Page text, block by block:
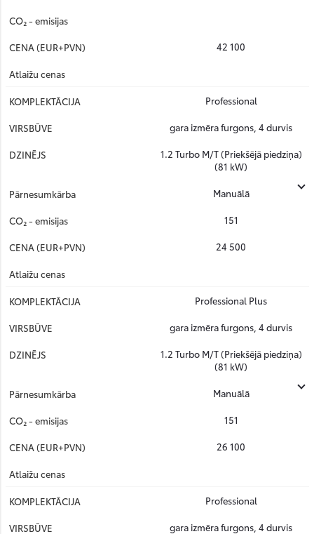
42 100
Professional
gara izmēra furgons, 4 durvis
1.2 Turbo M/T (Priekšējā piedziņa)
(81 kW)
Manuālā
151
24 500
Professional Plus
gara izmēra furgons, 4 durvis
1.2 Turbo M/T (Priekšējā piedziņa)
(81 kW)
Manuālā
151
26 100
Professional
gara izmēra furgons, 4 durvis